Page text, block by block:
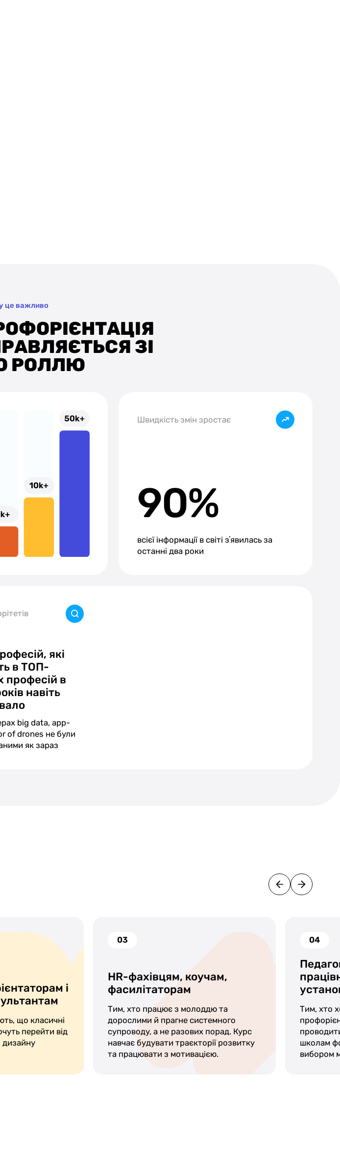
це важливо
ЗІ
РОЛЛЮ
Швидкість змін зростає
90%
всієї інформації в світі зʼявилась за
останні два роки
які
в ТОП-
професій в
навіть
big data, app-
of drones не були
як зараз
і
що класичні
перейти від
дизайну
03
HR-фахівцям, коучам,
фасилітаторам
Тим, хто працює з молоддю та
дорослими й прагне системного
супроводу, а не разових порад. Курс
навчає будувати траєкторії розвитку
та працювати з мотивацією.
04
Тим, хто
школам
вибором